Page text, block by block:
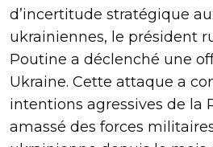
d’incertitude stratégique
ukrainiennes, le président
Poutine a déclenché une
Ukraine. Cette attaque a
intentions agressives de la
amassé des forces